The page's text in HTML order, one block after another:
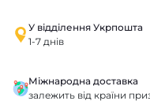
У відділення Укрпошта
1-7 днів
Міжнародна доставка
залежить від країни